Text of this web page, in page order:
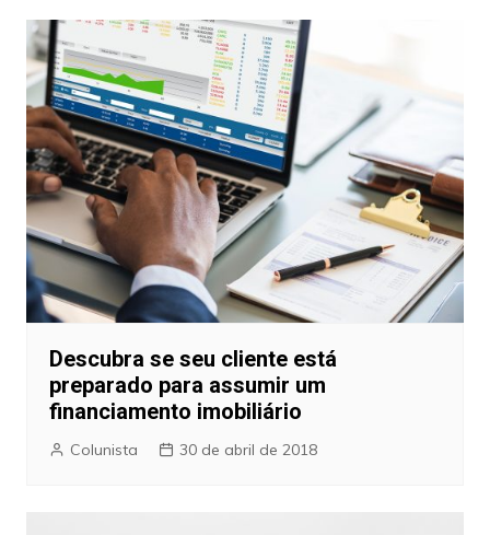
Descubra se seu cliente está
preparado para assumir um
financiamento imobiliário
Colunista 30 de abril de 2018